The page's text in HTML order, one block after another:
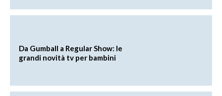
Da Gumball a Regular Show: le
grandi novità tv per bambini